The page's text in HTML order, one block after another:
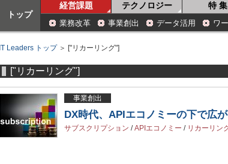
トップ
経営課題 テクノロジー 特 集
業務改革 事業創出 データ活用 ワ
IT Leaders トップ＞ ["リカーリング"]
["リカーリング"]
事業創出
DX時代、APIエコノミーの下で広
サブスクリプション /APIエコノミー / リカーリン